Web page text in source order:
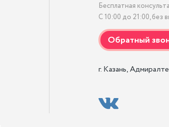
Бесплатная
С 10:00 до 21:00, без
г. Казань,